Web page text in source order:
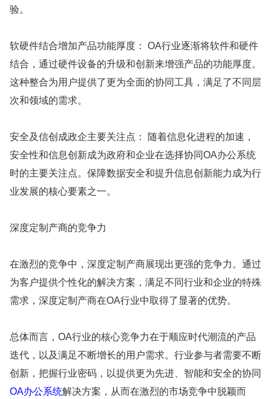
验。
软硬件结合增加产品功能厚度： OA行业逐渐将软件和硬件
结合，通过硬件设备的升级和创新来增强产品的功能厚度。
这种整合为用户提供了更为全面的协同工具，满足了不同层
次和领域的需求。
安全及信创成政企主要关注点： 随着信息化进程的加速，
安全性和信息创新成为政府和企业在选择协同OA办公系统
时的主要关注点。保障数据安全和提升信息创新能力成为行
业发展的核心要素之一。
深度定制产商的竞争力
在激烈的竞争中，深度定制产商展现出更强的竞争力。通过
为客户提供个性化的解决方案，满足不同行业和企业的特殊
需求，深度定制产商在OA行业中取得了显著的优势。
总体而言，OA行业的核心竞争力在于顺应时代潮流的产品
迭代，以及满足不断增长的用户需求。行业参与者需要不断
创新，把握行业密码，以提供更为先进、智能和安全的协同
OA办公系统解决方案，从而在激烈的市场竞争中脱颖而